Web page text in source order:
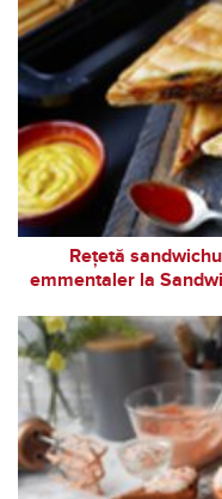
Rețetă
emmentaler la